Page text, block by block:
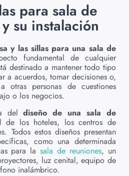
para sala de
su instalación
y las sillas para una sala de
fundamental de cualquier
destinado a mantener todo tipo
a acuerdos, tomar decisiones o,
otras personas de cuestiones
o los negocios.
deldiseño de una sala de
los hoteles, los centros de
Todos estos diseños presentan
como una determinada
para lasala de reuniones, un
luz cenital, equipo de
inalámbrico.